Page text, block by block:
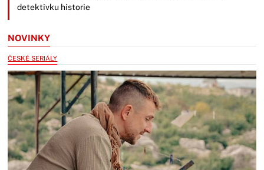
detektivku historie
NOVINKY
ČESKÉ SERIÁLY